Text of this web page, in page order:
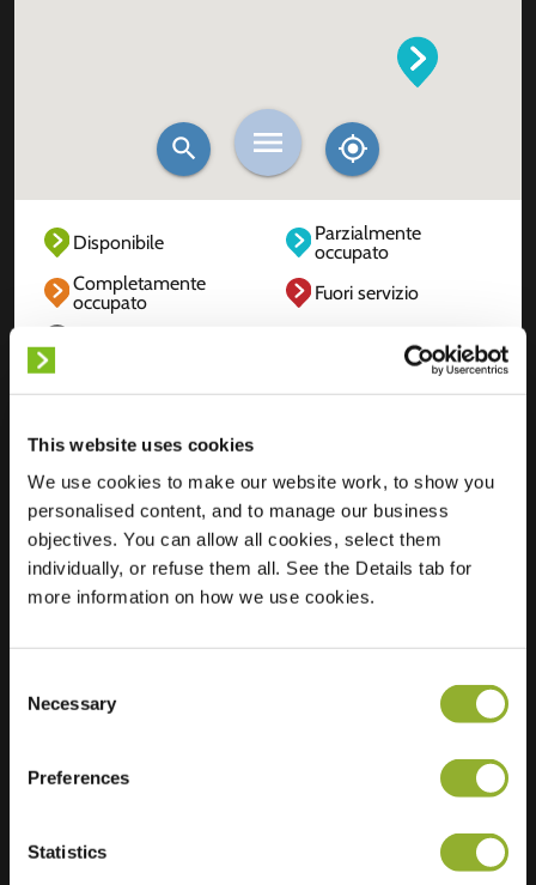
This website uses cookies
We use cookies to make our website work, to show you
personalised content, and to manage our business
objectives. You can allow all cookies, select them
individually, or refuse them all. See the Details tab for
more information on how we use cookies.
Selection
Necessary
Preferences
Statistics
Disponibile
Parzialmente
occupato
Completamente
occupato
Fuori servizio
Posizione
Sibrandaheerd 59
9737 NR Groningen
Paesi Bassi
Regular Charging